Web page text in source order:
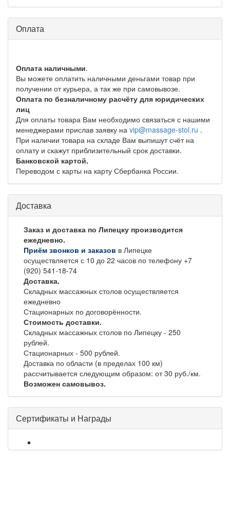
Оплата
Оплата наличными.
Вы можете оплатить наличными деньгами товар при
получении от курьера, а так же при самовывозе.
Оплата по безналичному расчёту для юридических
лиц
Для оплаты товара Вам необходимо связаться с нашими
менеджерами прислав заявку на vip@massage-stol.ru .
При наличии товара на складе Вам выпишут счёт на
оплату и скажут приблизительный срок доставки.
Банковской картой.
Переводом с карты на карту Сбербанка России.
Доставка
Заказ и доставка по Липецку производится
ежедневно.
Приём звонков и заказов в Липецке
осуществляется с 10 до 22 часов по телефону +7
(920) 541-18-74
Доставка.
Складных массажных столов осуществляется
ежедневно
Стационарных по договорённости.
Стоимость доставки.
Складных массажных столов по Липецку - 250
рублей.
Стационарных - 500 рублей.
Доставка по области (в пределах 100 км)
рассчитывается следующим образом: от 30 руб./км.
Возможен самовывоз.
Сертификаты и Награды